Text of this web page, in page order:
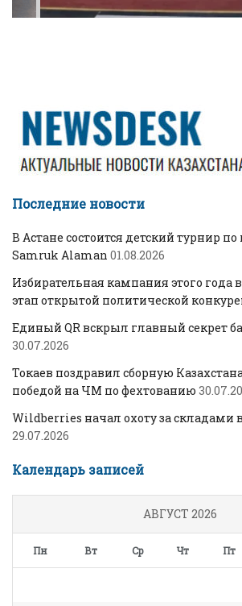
Последние новости
В Астане состоится детский турнир
Samruk Alaman 01.08.2026
Избирательная кампания этого
этап открытой политической
Единый QR вскрыл главный секрет
30.07.2026
Токаев поздравил сборную
победой на ЧМ по фехтованию
Wildberries начал охоту за складами
29.07.2026
Календарь записей
АВГУСТ 2026
Пн Вт Ср Чт Пт